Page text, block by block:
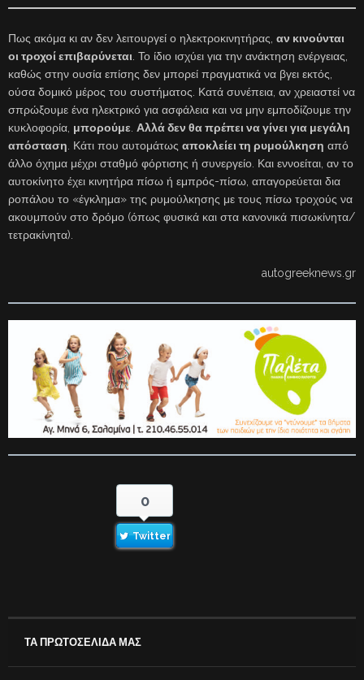
Πως ακόμα κι αν δεν λειτουργεί ο ηλεκτροκινητήρας, αν κινούνται
οι τροχοί επιβαρύνεται . Το ίδιο ισχύει για την ανάκτηση ενέργειας,
καθώς στην ουσία επίσης δεν μπορεί πραγματικά να βγει εκτός,
ούσα δομικό μέρος του συστήματος. Κατά συνέπεια, αν χρειαστεί να
σπρώξουμε ένα ηλεκτρικό για ασφάλεια και να μην εμποδίζουμε την
κυκλοφορία, μπορούμε Αλλά δεν θα πρέπει να γίνει για μεγάλη
απόσταση . Κάτι που αυτομάτως αποκλείει τη ρυμούλκηση από
άλλο όχημα μέχρι σταθμό φόρτισης ή συνεργείο. Και εννοείται, αν το
αυτοκίνητο έχει κινητήρα πίσω ή εμπρός-πίσω, απαγορεύεται δια
ροπάλου το «έγκλημα» της ρυμούλκησης με τους πίσω τροχούς να
ακουμπούν στο δρόμο (όπως φυσικά και στα κανονικά πισωκίνητα/
τετρακίνητα).
autogreeknews.gr
0
Twitter
ΤΑ ΠΡΩΤΟΣΕΛΙΔΑ ΜΑΣ